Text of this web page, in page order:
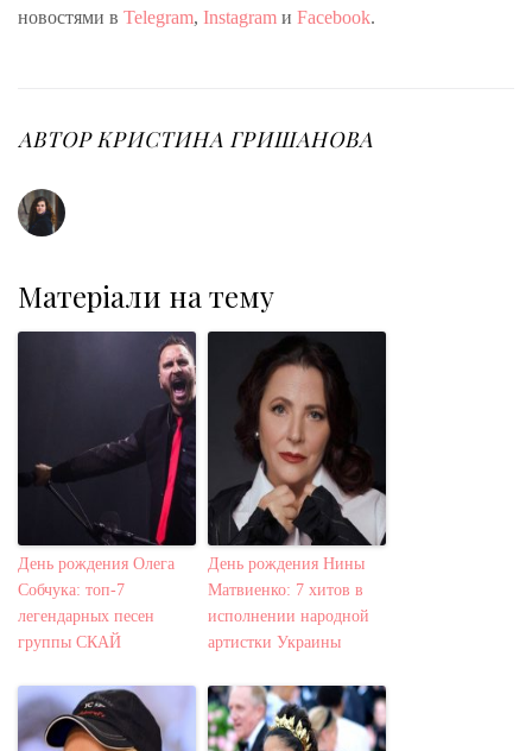
новостями в Telegram, Instagram и Facebook.
АВТОРКРИСТИНА ГРИШАНОВА
Матеріали на тему
День рождения Олега
Собчука: топ-7
легендарных песен
группы СКАЙ
День рождения Нины
Матвиенко: 7 хитов в
исполнении народной
артистки Украины